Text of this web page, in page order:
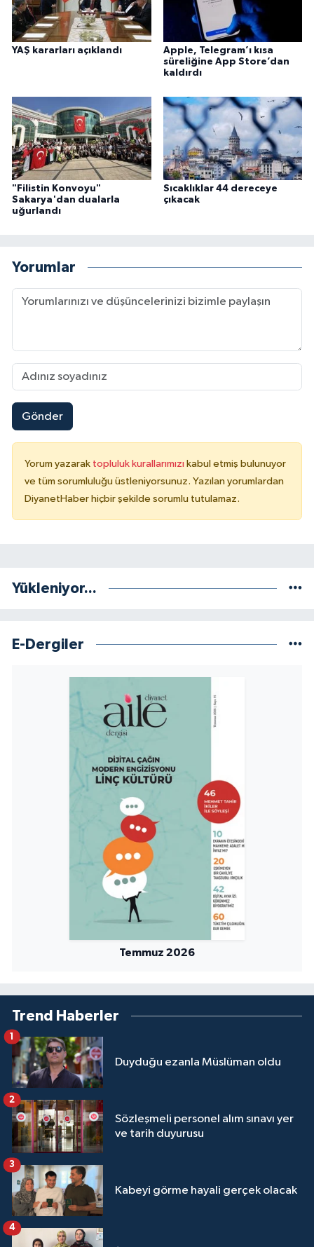
YAŞ kararları açıklandı
Apple, Telegram’ı kısa
süreliğine App Store’dan
kaldırdı
"Filistin Konvoyu"
Sakarya'dan dualarla
uğurlandı
Sıcaklıklar 44 dereceye
çıkacak
Yorumlar
Gönder
Yorum yazarak topluluk kurallarımızı kabul etmiş bulunuyor
ve tüm sorumluluğu üstleniyorsunuz. Yazılan yorumlardan
DiyanetHaber hiçbir şekilde sorumlu tutulamaz.
Yükleniyor...
E-Dergiler
Temmuz 2026
Trend Haberler
Duyduğu ezanla Müslüman oldu
1
Sözleşmeli personel alım sınavı yer
ve tarih duyurusu
2
Kabeyi görme hayali gerçek olacak
3
4
Karaman Müftülüğü
Kars Müftülüğü
Kayseri Müftülüğü
Kilis Müftülüğü
Kırıkkale Müftülüğü
Kırşehir Müftülüğü
Kocaeli Müftülüğü
Kütahya Müftülüğü
Malatya Müftülüğü
Mardin Müftülüğü
Mersin Müftülüğü
Muş Müftülüğü
Ordu Müftülüğü
Osmaniye Müftülüğü
Rize Müftülüğü
Sakarya Müftülüğü
Samsun Müftülüğü
Siirt Müftülüğü
Sinop Müftülüğü
Sivas Müftülüğü
Şırnak Müftülüğü
Tekirdağ Müftülüğü
Trabzon Müftülüğü
Tunceli Müftülüğü
Uşak Müftülüğü
Van Müftülüğü